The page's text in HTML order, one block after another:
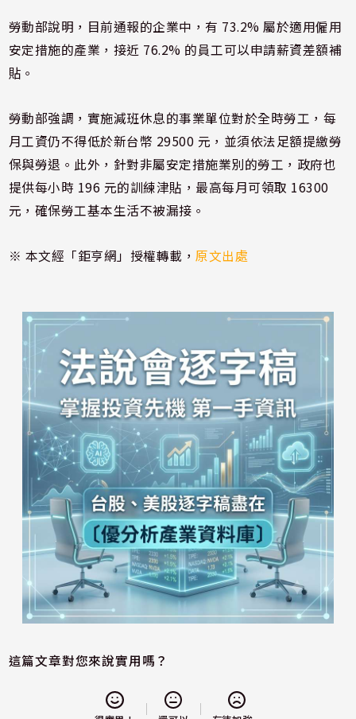
勞動部說明，目前通報的企業中，有 73.2% 屬於適用僱用
安定措施的產業，接近 76.2% 的員工可以申請薪資差額補
貼。
勞動部強調，實施減班休息的事業單位對於全時勞工，每
月工資仍不得低於新台幣 29500 元，並須依法足額提繳勞
保與勞退。此外，針對非屬安定措施業別的勞工，政府也
提供每小時 196 元的訓練津貼，最高每月可領取 16300
元，確保勞工基本生活不被漏接。
※ 本文經「鉅亨網」授權轉載，原文出處
這篇文章對您來說實用嗎？